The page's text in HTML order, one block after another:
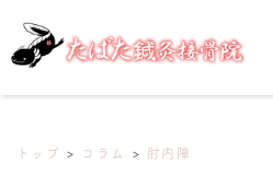
トップ コラム 肘内障